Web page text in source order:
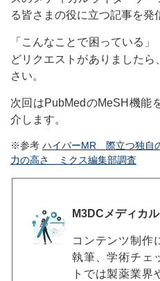
る皆さまの役に立つ記事を発
「こんなことで困っている
どリクエストがありましたら
さい。
次回はPubMedのMeSH機能
介します。
※参考 ハイパーMR 際立つ独自
力の高さ ミクス編集部調査
M3DCメディカ
コンテンツ制作
執筆、学術チェ
トでは製薬業界